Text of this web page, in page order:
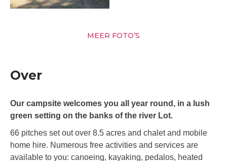
MEER FOTO’S
Over
Our campsite welcomes you all year round, in a lush
green setting on the banks of the river Lot.
66 pitches set out over 8.5 acres and chalet and mobile
home hire. Numerous free activities and services are
available to you: canoeing, kayaking, pedalos, heated